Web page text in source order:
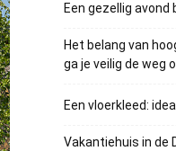
Een gezellig
Het belang van
ga je veilig de weg
Een vloerkleed:
Vakantiehuis in de